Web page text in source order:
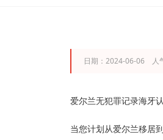
日期：2024-06-06 人
爱尔兰无犯罪记录海牙
当您计划从爱尔兰移居